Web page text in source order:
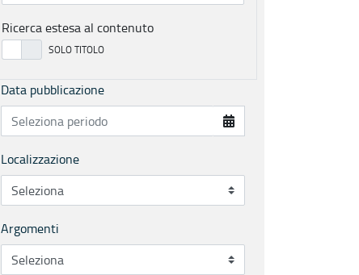
Ricerca estesa al contenuto
Data pubblicazione
Localizzazione
Argomenti